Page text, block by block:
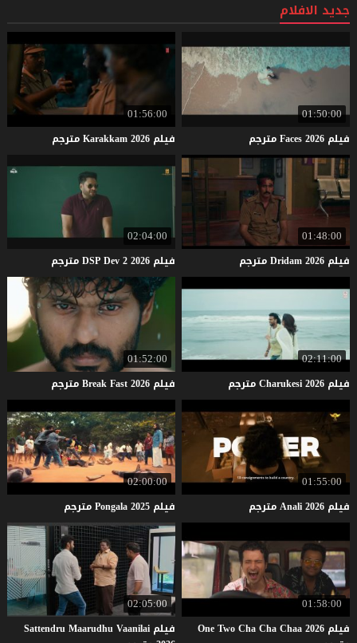
جديد الافلام
01:50:00
فيلم Faces2026 مترجم
01:56:00
فيلم Karakkam2026 مترجم
01:48:00
فيلم Dridam2026 مترجم
02:04:00
فيلم DSPDev22026 مترجم
02:11:00
فيلم Charukesi2026 مترجم
01:52:00
فيلم BreakFast2026 مترجم
01:55:00
فيلم Anali2026 مترجم
02:00:00
فيلم Pongala2025 مترجم
01:58:00
فيلم One Two Cha Cha Chaa 2026
02:05:00
فيلم Sattendru Maarudhu Vaanilai